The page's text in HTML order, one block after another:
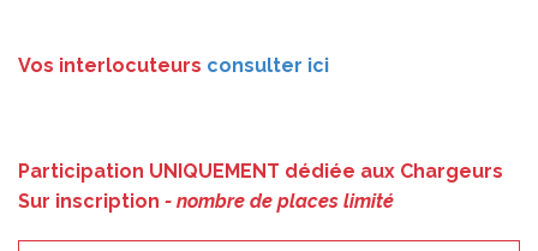
Vos interlocuteurs consulter ici
Participation UNIQUEMENT dédiée aux Chargeurs
Sur inscription - nombre de places limité